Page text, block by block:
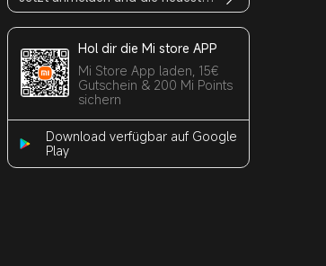
Hol dir die Mi store APP
Mi Store App laden, 15€
Gutschein & 200 Mi Points
sichern
Download verfügbar auf Google
Play